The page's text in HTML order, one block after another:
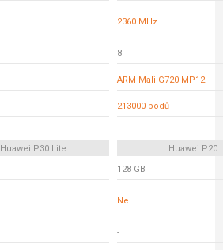
2360 MHz
8
ARM Mali-G720 MP12
213000 bodů
Huawei P30 Lite
Huawei P20
128 GB
Ne
-